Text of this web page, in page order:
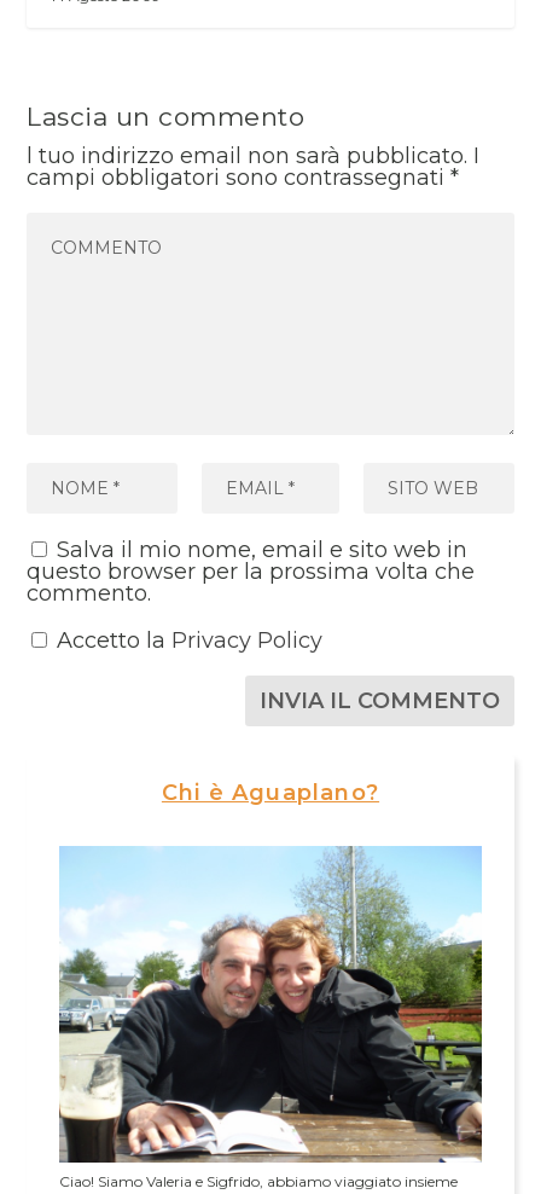
Lascia un commento
l tuo indirizzo email non sarà pubblicato. I
campi obbligatori sono contrassegnati*
Salva il mio nome, email e sito web in
questo browser per la prossima volta che
commento.
Accetto la Privacy Policy
Chi è Aguaplano?
Ciao! Siamo Valeria e Sigfrido, abbiamo viaggiato insieme